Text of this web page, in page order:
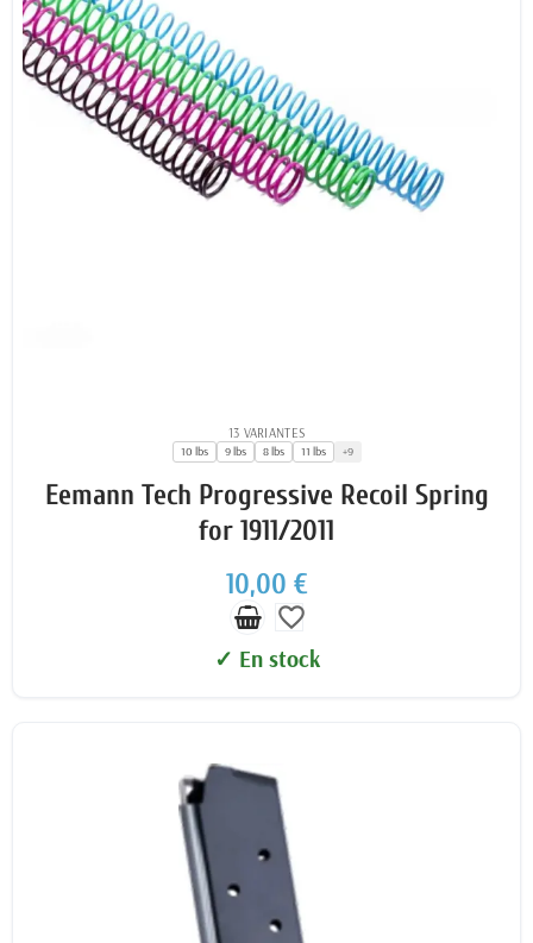
13 VARIANTES
10 lbs 9 lbs 8 lbs 11 lbs +9
Eemann Tech Progressive Recoil Spring
for 1911/2011
10,00 €
favorite_border
✓ En stock